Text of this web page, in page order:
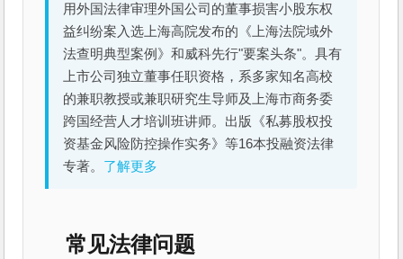
用外国法律审理外国公司的董事损害小股东权
益纠纷案入选上海高院发布的《上海法院域外
法查明典型案例》和威科先行"要案头条"。具有
上市公司独立董事任职资格，系多家知名高校
的兼职教授或兼职研究生导师及上海市商务委
跨国经营人才培训班讲师。出版《私募股权投
资基金风险防控操作实务》等16本投融资法律
专著。 了解更多
常见法律问题